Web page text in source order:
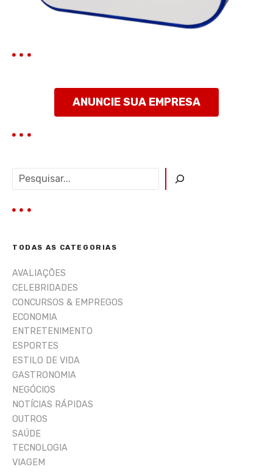
t
ANUNCIE SUA EMPRESA
q
s
r
TODAS AS CATEGORIAS
AVALIAÇÕES
CELEBRIDADES
CONCURSOS & EMPREGOS
ECONOMIA
ENTRETENIMENTO
ESPORTES
ESTILO DE VIDA
GASTRONOMIA
NEGÓCIOS
NOTÍCIAS RÁPIDAS
OUTROS
SAÚDE
TECNOLOGIA
VIAGEM